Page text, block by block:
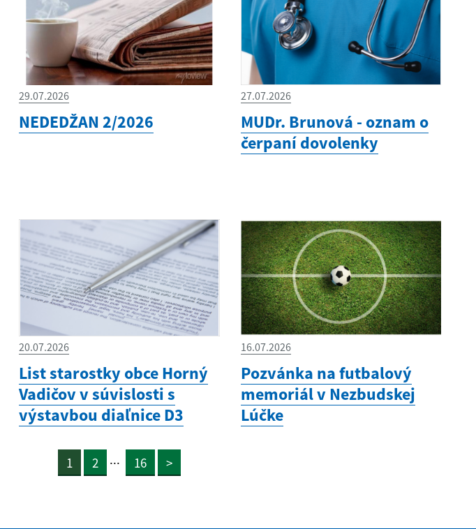
29.07.2026
NEDEDŽAN 2/2026
27.07.2026
MUDr. Brunová - oznam o
čerpaní dovolenky
20.07.2026
List starostky obce Horný
Vadičov v súvislosti s
výstavbou diaľnice D3
16.07.2026
Pozvánka na futbalový
memoriál v Nezbudskej
Lúčke
1 2 ... 16 >